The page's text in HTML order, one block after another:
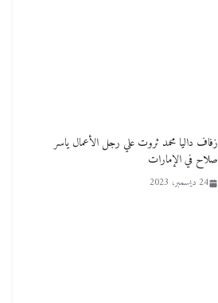
زفاف داليا محمد ثروت علي رجل الأعمال ياسر
صلاح في الإمارات
24 ديسمبر، 2023